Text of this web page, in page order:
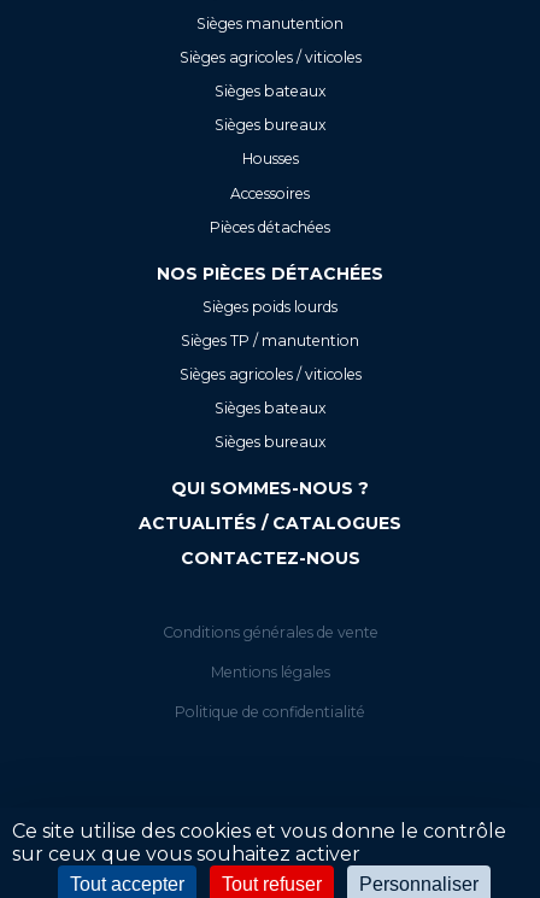
Votre tarif
Sièges manutention
Sièges agricoles / viticoles
Sièges bateaux
Sièges bureaux
Housses
Accessoires
Pièces détachées
NOS PIÈCES DÉTACHÉES
Sièges poids lourds
Sièges TP / manutention
Sièges agricoles / viticoles
Sièges bateaux
Sièges bureaux
QUI SOMMES-NOUS ?
ACTUALITÉS / CATALOGUES
CONTACTEZ-NOUS
Conditions générales de vente
Mentions légales
Politique de confidentialité
Ce site utilise des cookies et vous donne le contrôle
sur ceux que vous souhaitez activer
Tout accepter Tout refuser Personnaliser